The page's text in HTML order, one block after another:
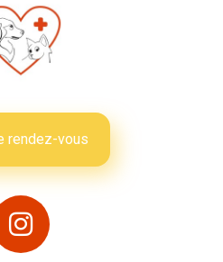
rendez-vous